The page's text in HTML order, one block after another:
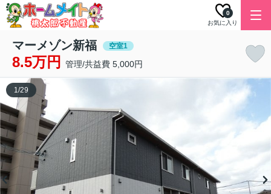
お気に入り
0
マーメゾン新福 空室1
8.5万円 管理/共益費 5,000円
1/29